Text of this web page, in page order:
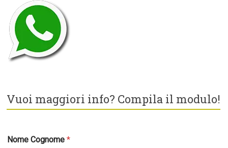
Vuoi maggiori info? Compila il modulo!
Nome Cognome*